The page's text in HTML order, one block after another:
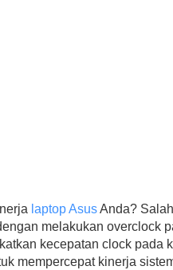
laptop AsusAnda?
melakukan overclock
kecepatan clock pada
mempercepat kinerja